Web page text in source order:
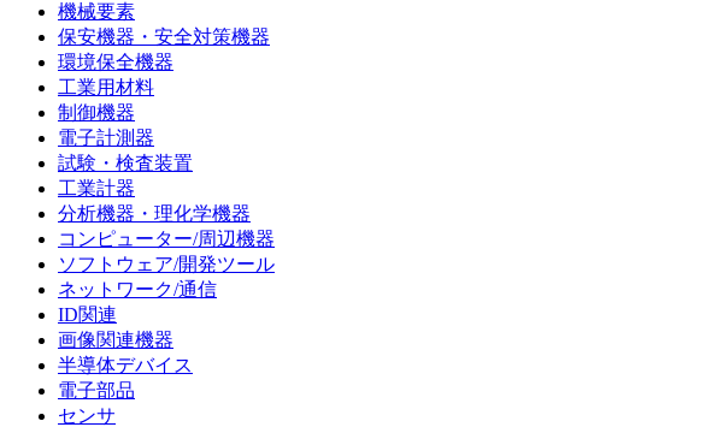
機械要素
保安機器・安全対策機器
環境保全機器
工業用材料
制御機器
電子計測器
試験・検査装置
工業計器
分析機器・理化学機器
コンピューター/周辺機器
ソフトウェア/開発ツール
ネットワーク/通信
ID関連
画像関連機器
半導体デバイス
電子部品
センサ